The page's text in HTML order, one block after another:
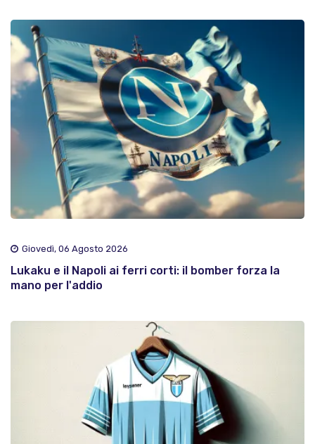
Giovedì, 06 Agosto 2026
Lukaku e il Napoli ai ferri corti: il bomber forza la
mano per l'addio